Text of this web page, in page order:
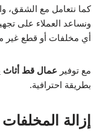
كما نتعامل مع الشقق،
ونساعد العملاء على
أي مخلفات أو قطع غير
مع توفير عمال قط أثاث
بطريقة احترافية.
إزالة المخلفات